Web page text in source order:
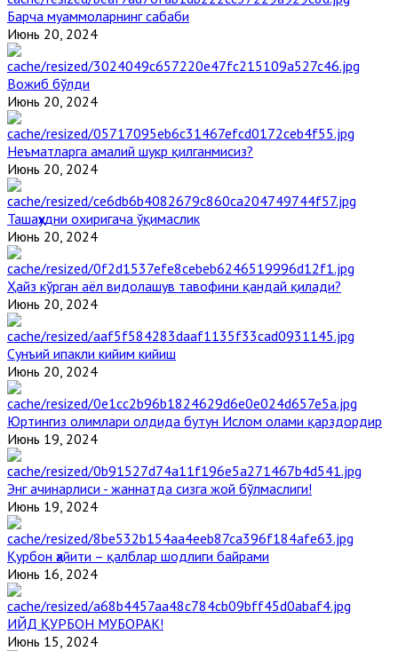
Барча муаммоларнинг сабаби
Июнь 20, 2024
Вожиб бўлди
Июнь 20, 2024
Неъматларга амалий шукр қилганмисиз?
Июнь 20, 2024
Ташаҳҳудни охиригача ўқимаслик
Июнь 20, 2024
Ҳайз кўрган аёл видолашув тавофини қандай қилади?
Июнь 20, 2024
Сунъий ипакли кийим кийиш
Июнь 20, 2024
Юртингиз олимлари олдида бутун Ислом олами қарздордир
Июнь 19, 2024
Энг ачинарлиси - жаннатда сизга жой бўлмаслиги!
Июнь 19, 2024
Қурбон ҳайити – қалблар шодлиги байрами
Июнь 16, 2024
ИЙД ҚУРБОН МУБОРАК!
Июнь 15, 2024